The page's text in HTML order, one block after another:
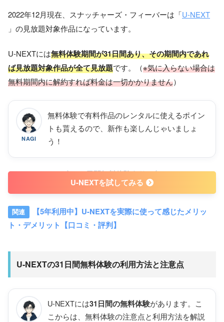
2022年12月現在、スナッチャーズ・フィーバーは「U-NEXT
」の見放題対象作品になっています。
U-NEXTには無料体験期間が31日間あり、その期間内であれ
ば見放題対象作品が全て見放題です。（※気に入らない場合は
無料期間内に解約すれば料金は一切かかりません）
NAGI
無料体験で有料作品のレンタルに使えるポイン
トも貰えるので、新作も楽しんじゃいましょ
う！
31日間無料体験あり
U-NEXTを試してみる
【5年利用中】U-NEXTを実際に使って感じたメリッ
ト・デメリット【口コミ・評判】
U-NEXTの31日間無料体験の利用方法と注意点
U-NEXTには31日間の無料体験があります。こ
こからは、無料体験の注意点と利用方法を解説